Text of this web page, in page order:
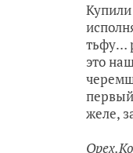
тьфу…
это
желе,